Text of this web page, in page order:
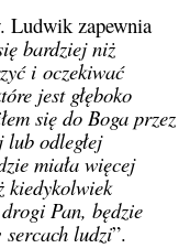
Ludwik zapewnia
bardziej niż
i oczekiwać
jest głęboko
się do Boga przez
odległej
miała więcej
kiedykolwiek
Pan, będzie
ludzi”.